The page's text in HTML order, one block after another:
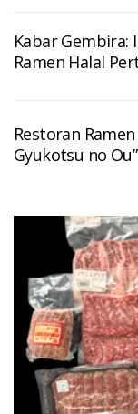
Kabar Gembira:
Ramen Halal
Restoran
Gyukotsu no